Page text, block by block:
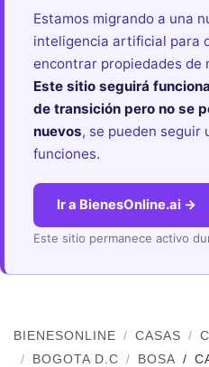
Estamos migrando a una
inteligencia artificial para
encontrar propiedades de
Este sitio seguirá
de transición pero no se
nuevos, se pueden seguir
funciones.
Ir a BienesOnline.ai →
Este sitio permanece activo
BIENESONLINE CASAS
BOGOTA D.C
BOSA